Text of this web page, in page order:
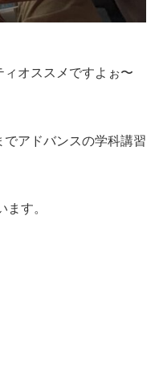
ィオススメですよぉ〜
アドバンスの学科講習
す。